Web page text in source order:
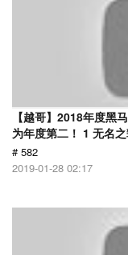
【越哥】2018年度黑
为年度第二！ 1 无名
# 582
2019-01-28 02:17